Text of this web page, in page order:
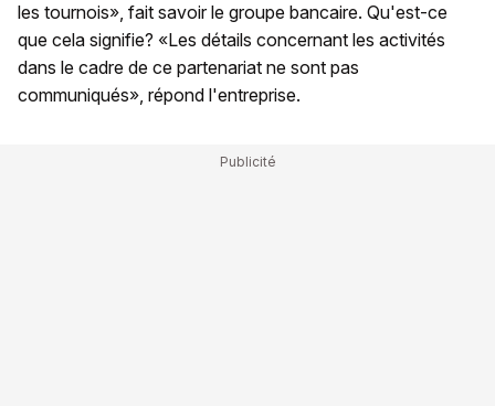
les tournois», fait savoir le groupe bancaire. Qu'est-ce
que cela signifie? «Les détails concernant les activités
dans le cadre de ce partenariat ne sont pas
communiqués», répond l'entreprise.